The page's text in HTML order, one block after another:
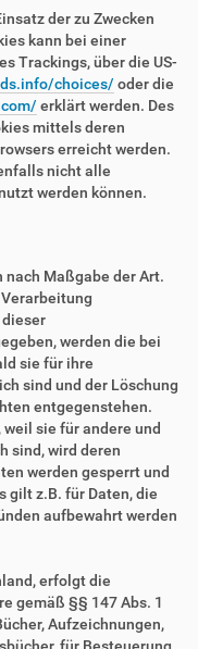
der zu Zwecken
kann bei einer
Trackings, über die US-
choices/ oder die
erklärt werden. Des
mittels deren
erreicht werden.
nicht alle
werden können.
nach Maßgabe der Art.
werden die bei
sie für ihre
sind und der Löschung
entgegenstehen.
sie für andere und
sind, wird deren
werden gesperrt und
gilt z.B. für Daten, die
aufbewahrt werden
erfolgt die
gemäß §§ 147 Abs. 1
Aufzeichnungen,